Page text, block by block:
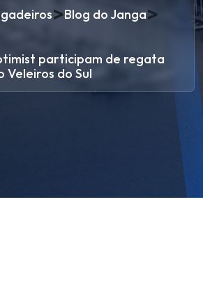
>Blog do Janga>
participam de regata
Veleiros do Sul